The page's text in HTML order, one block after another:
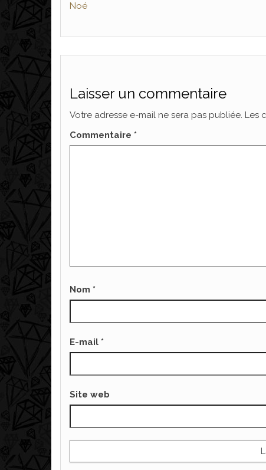
Noé
Laisser un commentaire
Votre adresse e-mail ne sera pas publiée. Les
Commentaire *
Nom *
E-mail *
Site web